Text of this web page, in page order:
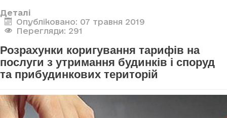
Деталі
Опубліковано: 07 травня 2019
Перегляди: 291
Розрахунки коригування тарифів на
послуги з утримання будинків і споруд
та прибудинкових територій